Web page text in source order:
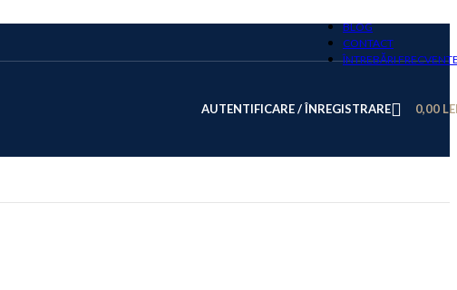
BLOG
CONTACT
ÎNTREBĂRI
AUTENTIFICARE / ÎNREGISTRARE 0,00